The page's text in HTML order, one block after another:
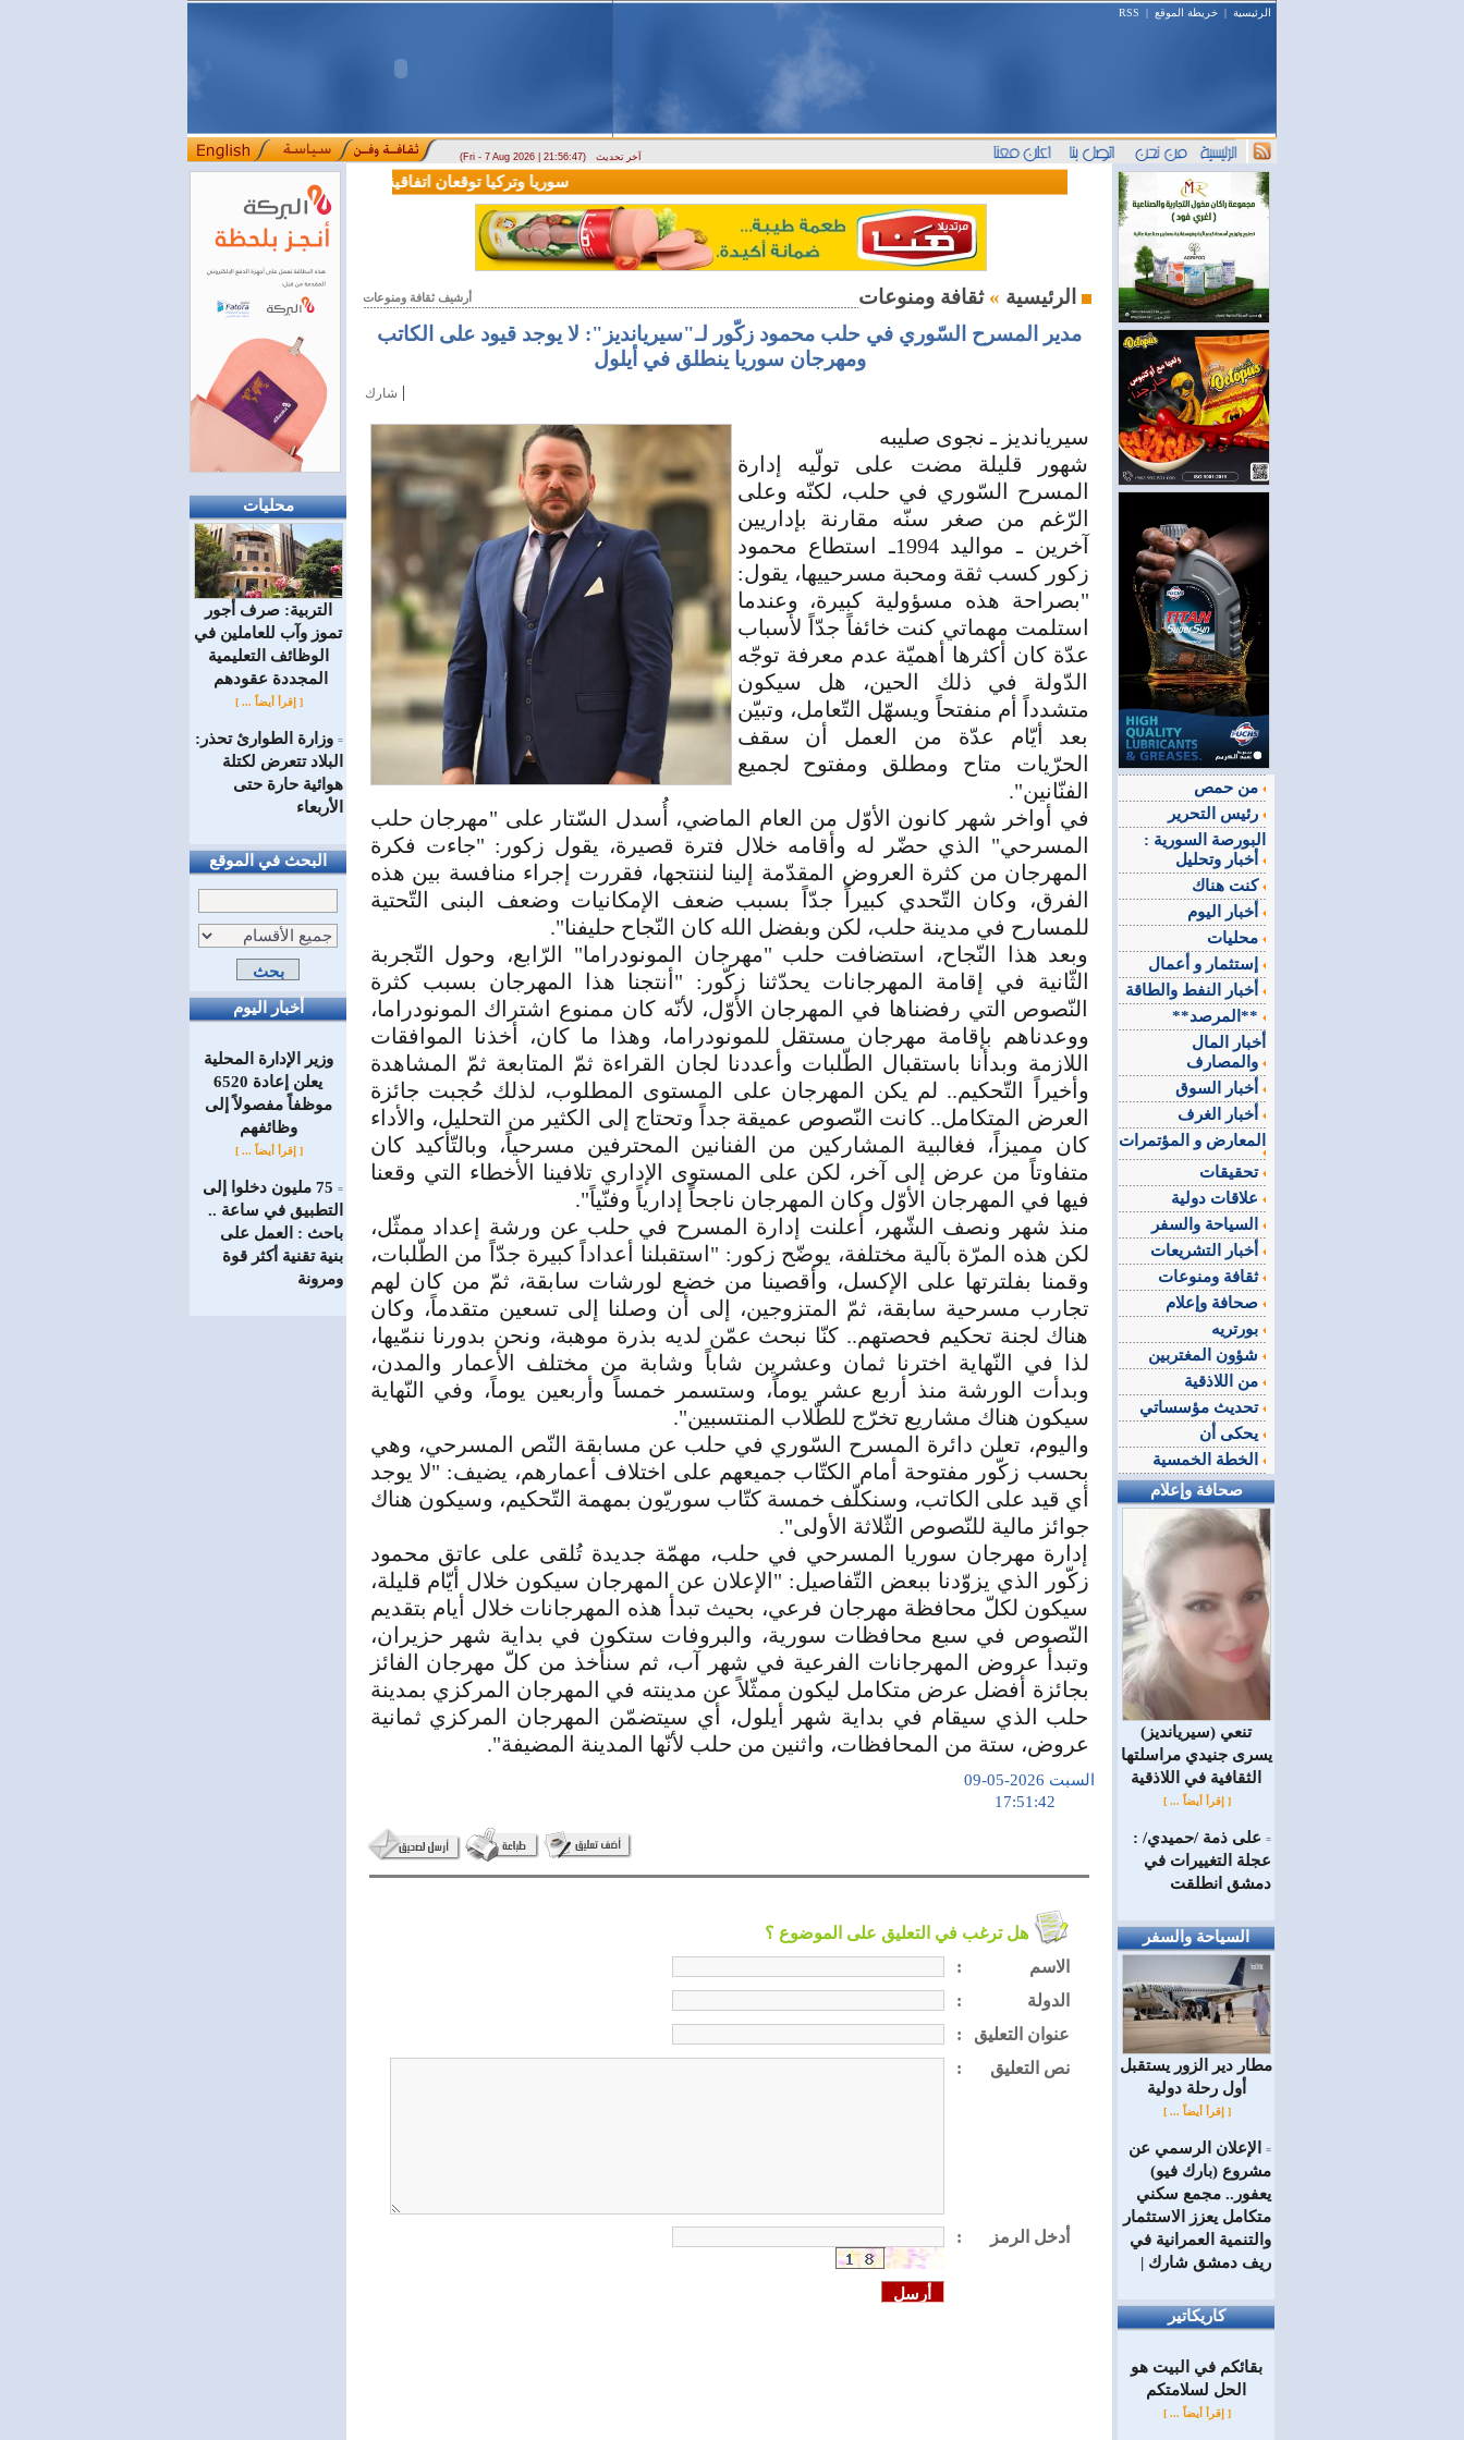
الرئيسية | خريطة الموقع |
RSS
(Fri - 7 Aug 2026 | 21:56:47) آخر تحديث
محليات
التربية: صرف أجور
تموز وآب للعاملين في
الوظائف ‏التعليمية
المجددة عقودهم ‏
[ إقرأ أيضاً ... ]
= وزارة الطوارئ تحذر:
البلاد تتعرض لكتلة
هوائية حارة حتى
الأربعاء
البحث في الموقع
أخبار اليوم
وزير الإدارة المحلية
يعلن إعادة 6520
موظفاً مفصولاً إلى
‏وظائفهم
[ إقرأ أيضاً ... ]
=
75 مليون دخلوا إلى
التطبيق في ساعة ..
باحث : العمل على
بنية تقنية أكثر قوة
ومرونة
سوريا وتركيا توقعان اتفاقية تعاون في مجالي التعليم العالي والبحث العلمي
أرشيف ثقافة ومنوعات الرئيسية »
مدير المسرح السّوري في حلب محمود زكّور لـ"سيريانديز": لا يوجد قيود على الكاتب
ومهرجان سوريا ينطلق في أيلول
شارك |
سيريانديز ـ نجوى صليبه
شهور قليلة مضت على تولّيه إدارة
المسرح السّوري في حلب، لكنّه وعلى
الرّغم من صغر سنّه مقارنة بإداريين
آخرين ـ مواليد 1994ـ استطاع محمود
زكور كسب ثقة ومحبة مسرحييها، يقول:
"بصراحة هذه مسؤولية كبيرة، وعندما
استلمت مهماتي كنت خائفاً جدّاً لأسباب
عدّة كان أكثرها أهميّة عدم معرفة توجّه
الدّولة في ذلك الحين، هل سيكون
متشدداً أم منفتحاً ويسهّل التّعامل، وتبيّن
بعد أيّام عدّة من العمل أن سقف
الحرّيات متاح ومطلق ومفتوح لجميع
الفنّانين".
في أواخر شهر كانون الأوّل من العام الماضي، أُسدل السّتار على "مهرجان حلب
المسرحي" الذي حضّر له وأقامه خلال فترة قصيرة، يقول زكور: "جاءت فكرة
المهرجان من كثرة العروض المقدّمة إلينا لننتجها، فقررت إجراء منافسة بين هذه
الفرق، وكان التّحدي كبيراً جدّاً بسبب ضعف الإمكانيات وضعف البنى التّحتية
للمسارح في مدينة حلب، لكن وبفضل الله كان النّجاح حليفنا".
وبعد هذا النّجاح، استضافت حلب "مهرجان المونودراما" الرّابع، وحول التّجربة
الثّانية في إقامة المهرجانات يحدّثنا زكّور: "أنتجنا هذا المهرجان بسبب كثرة
النّصوص التي رفضناها في المهرجان الأوّل، لأنّه كان ممنوع اشتراك المونودراما،
ووعدناهم بإقامة مهرجان مستقل للمونودراما، وهذا ما كان، أخذنا الموافقات
اللازمة وبدأنا باستقبال الطّلبات وأعددنا لجان القراءة ثمّ المتابعة ثمّ المشاهدة
وأخيراً التّحكيم.. لم يكن المهرجان على المستوى المطلوب، لذلك حُجبت جائزة
العرض المتكامل.. كانت النّصوص عميقة جداً وتحتاج إلى الكثير من التحليل، والأداء
كان مميزاً، فغالبية المشاركين من الفنانين المحترفين مسرحياً، وبالتّأكيد كان
متفاوتاً من عرض إلى آخر، لكن على المستوى الإداري تلافينا الأخطاء التي وقعنا
فيها في المهرجان الأوّل وكان المهرجان ناجحاً إدارياً وفنّياً".
منذ شهر ونصف الشّهر، أعلنت إدارة المسرح في حلب عن ورشة إعداد ممثّل،
لكن هذه المرّة بآلية مختلفة، يوضّح زكور: "استقبلنا أعداداً كبيرة جدّاً من الطّلبات،
وقمنا بفلترتها على الإكسل، وأقصينا من خضع لورشات سابقة، ثمّ من كان لهم
تجارب مسرحية سابقة، ثمّ المتزوجين، إلى أن وصلنا إلى تسعين متقدماً، وكان
هناك لجنة تحكيم فحصتهم.. كنّا نبحث عمّن لديه بذرة موهبة، ونحن بدورنا ننمّيها،
لذا في النّهاية اخترنا ثمان وعشرين شاباً وشابة من مختلف الأعمار والمدن،
وبدأت الورشة منذ أربع عشر يوماً، وستسمر خمساً وأربعين يوماً، وفي النّهاية
سيكون هناك مشاريع تخرّج للطّلاب المنتسبين".
واليوم، تعلن دائرة المسرح السّوري في حلب عن مسابقة النّص المسرحي، وهي
بحسب زكّور مفتوحة أمام الكتّاب جميعهم على اختلاف أعمارهم، يضيف: "لا يوجد
أي قيد على الكاتب، وسنكلّف خمسة كتّاب سوريّون بمهمة التّحكيم، وسيكون هناك
جوائز مالية للنّصوص الثّلاثة الأولى".
إدارة مهرجان سوريا المسرحي في حلب، مهمّة جديدة تُلقى على عاتق محمود
زكّور الذي يزوّدنا ببعض التّفاصيل: "الإعلان عن المهرجان سيكون خلال أيّام قليلة،
سيكون لكلّ محافظة مهرجان فرعي، بحيث تبدأ هذه المهرجانات خلال أيام بتقديم
النّصوص في سبع محافظات سورية، والبروفات ستكون في بداية شهر حزيران،
وتبدأ عروض المهرجانات الفرعية في شهر آب، ثم سنأخذ من كلّ مهرجان الفائز
بجائزة أفضل عرض متكامل ليكون ممثّلاً عن مدينته في المهرجان المركزي بمدينة
حلب الذي سيقام في بداية شهر أيلول، أي سيتضمّن المهرجان المركزي ثمانية
عروض، ستة من المحافظات، واثنين من حلب لأنّها المدينة المضيفة".
السبت 2026-05-09
هل ترغب في التعليق على الموضوع ؟
:
الاسم
:
الدولة
:
عنوان التعليق
:
نص التعليق
: أدخل الرمز
البورصة السورية :
كنت هناك
**المرصد**
أخبار المال
المعارض و المؤتمرات
تحقيقات
ثقافة ومنوعات
تحديث مؤسساتي
صحافة وإعلام
(سيريانديز) تنعي
يسرى جنيدي مراسلتها
الثقافية في اللاذقية
[ إقرأ أيضاً ... ]
= على ذمة /حميدي/ :
عجلة التغييرات في
دمشق انطلقت
السياحة والسفر
مطار دير الزور يستقبل
أول رحلة دولية
[ إقرأ أيضاً ... ]
=
الإعلان الرسمي عن
مشروع (بارك فيو)
يعفور.. مجمع سكني
متكامل يعزز الاستثمار
والتنمية العمرانية في
ريف دمشق شارك |
كاريكاتير
بقائكم في البيت هو
الحل لسلامتكم
[ إقرأ أيضاً ... ]